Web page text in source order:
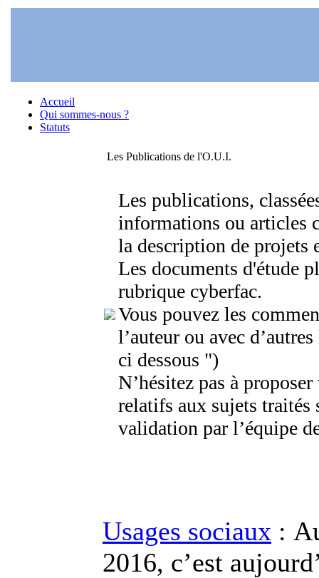
Accueil
Qui sommes-nous ?
Statuts
Les Publications de l'O.U.I.
Les publications,
informations ou articles
la description de projets
Les documents d'étude
rubrique cyberfac.
Vous pouvez les
l’auteur ou avec
ci dessous ")
N’hésitez pas à
relatifs aux sujets traités
validation par l’équipe
Usages sociaux :
2016, c’est